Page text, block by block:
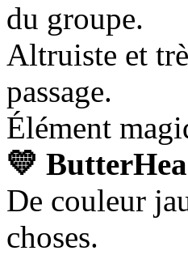
du groupe.
Altruiste et
passage.
Élément
💛
De couleur
choses.